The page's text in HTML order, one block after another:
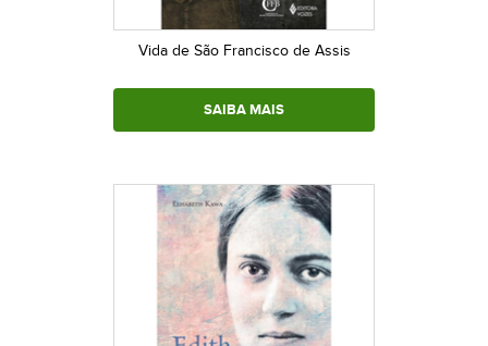
Vida de São Francisco de Assis
SAIBA MAIS